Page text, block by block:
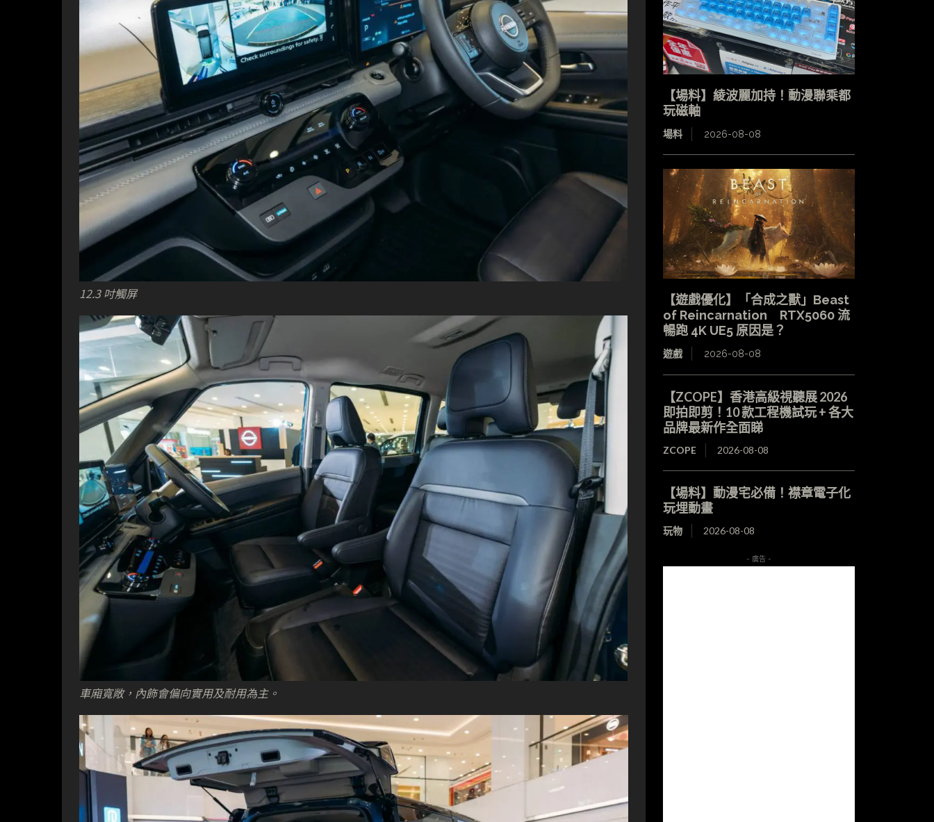
12.3 吋觸屏
車廂寬敞，內飾會偏向實用及耐用為主。
【場料】綾波麗加持！動漫聯乘都
玩磁軸
場料 2026-08-08
【遊戲優化】「合成之獸」Beast
of Reincarnation RTX5060 流
暢跑 4K UE5 原因是？
遊戲 2026-08-08
【ZCOPE】香港高級視聽展 2026
即拍即剪！10 款工程機試玩 + 各大
品牌最新作全面睇
ZCOPE 2026-08-08
【場料】動漫宅必備！襟章電子化
玩埋動畫
玩物 2026-08-08
- 廣告 -